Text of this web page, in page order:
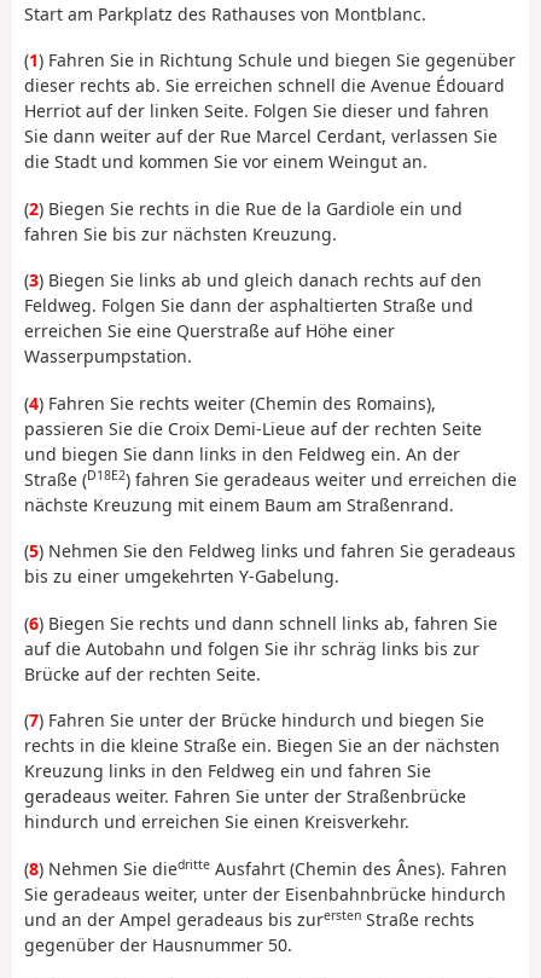
Start am Parkplatz des Rathauses von Montblanc.
(1) Fahren Sie in Richtung Schule und biegen Sie gegenüber
dieser rechts ab. Sie erreichen schnell die Avenue Édouard
Herriot auf der linken Seite. Folgen Sie dieser und fahren
Sie dann weiter auf der Rue Marcel Cerdant, verlassen Sie
die Stadt und kommen Sie vor einem Weingut an.
(2) Biegen Sie rechts in die Rue de la Gardiole ein und
fahren Sie bis zur nächsten Kreuzung.
(3) Biegen Sie links ab und gleich danach rechts auf den
Feldweg. Folgen Sie dann der asphaltierten Straße und
erreichen Sie eine Querstraße auf Höhe einer
Wasserpumpstation.
(4) Fahren Sie rechts weiter (Chemin des Romains),
passieren Sie die Croix Demi-Lieue auf der rechten Seite
und biegen Sie dann links in den Feldweg ein. An der
Straße (D18E2) fahren Sie geradeaus weiter und erreichen die
nächste Kreuzung mit einem Baum am Straßenrand.
(5) Nehmen Sie den Feldweg links und fahren Sie geradeaus
bis zu einer umgekehrten Y-Gabelung.
(6) Biegen Sie rechts und dann schnell links ab, fahren Sie
auf die Autobahn und folgen Sie ihr schräg links bis zur
Brücke auf der rechten Seite.
(7) Fahren Sie unter der Brücke hindurch und biegen Sie
rechts in die kleine Straße ein. Biegen Sie an der nächsten
Kreuzung links in den Feldweg ein und fahren Sie
geradeaus weiter. Fahren Sie unter der Straßenbrücke
hindurch und erreichen Sie einen Kreisverkehr.
(8) Nehmen Sie diedritte Ausfahrt (Chemin des Ânes). Fahren
Sie geradeaus weiter, unter der Eisenbahnbrücke hindurch
und an der Ampel geradeaus bis zurersten Straße rechts
gegenüber der Hausnummer 50.